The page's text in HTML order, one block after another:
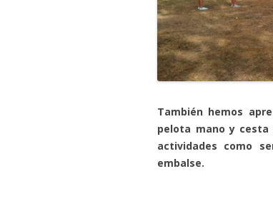
También hemos
pelota mano y
actividades como
embalse.